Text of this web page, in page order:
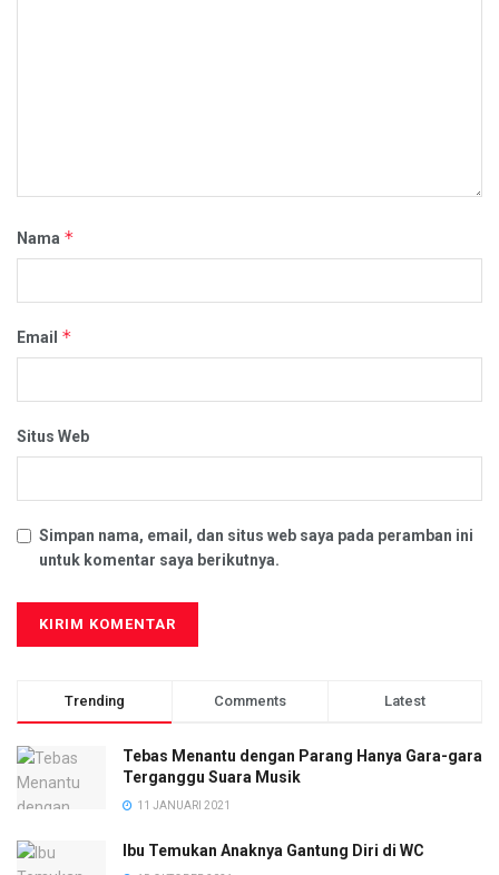
Nama *
Email *
Situs Web
Simpan nama, email, dan situs web saya pada peramban ini
untuk komentar saya berikutnya.
Trending Comments Latest
Tebas Menantu dengan Parang Hanya Gara-gara
Terganggu Suara Musik
11 JANUARI 2021
Ibu Temukan Anaknya Gantung Diri di WC